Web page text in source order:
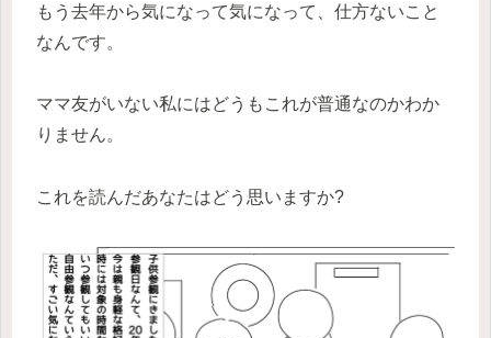
もう去年から気になって気になって、仕方ないこと
なんです。
ママ友がいない私にはどうもこれが普通なのかわか
りません。
これを読んだあなたはどう思いますか?